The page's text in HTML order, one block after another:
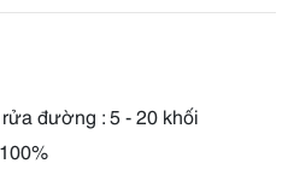
đường : 5 - 20 khối